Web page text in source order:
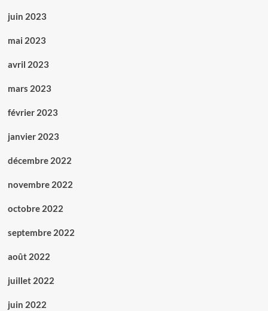
juin 2023
mai 2023
avril 2023
mars 2023
février 2023
janvier 2023
décembre 2022
novembre 2022
octobre 2022
septembre 2022
août 2022
juillet 2022
juin 2022